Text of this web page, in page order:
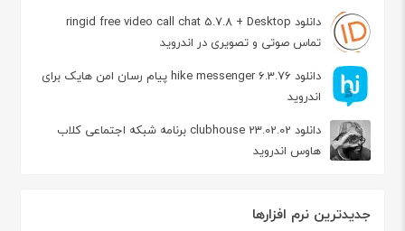
دانلود ringid free video call chat 5.7.8 + Desktop
تماس صوتی و تصویری در اندروید
دانلود hike messenger 6.3.76 پیام‌ رسان‌ امن هایک برای
اندروید
دانلود clubhouse 23.02.02 برنامه شبکه اجتماعی کلاب
هاوس اندروید
جدیدترین نرم افزارها